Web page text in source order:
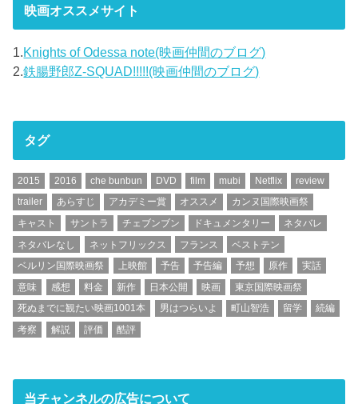
映画オススメサイト
1.Knights of Odessa note(映画仲間のブログ)
2.鉄腸野郎Z-SQUAD!!!!!(映画仲間のブログ)
タグ
2015 2016 che bunbun DVD film mubi Netflix
review
trailer
あらすじ アカデミー賞 オススメ
カンヌ国際映画祭
キャスト
サントラ チェブンブン ドキュメンタリー
ネタバレ
ネタバレなし
ネットフリックス フランス
ベストテン
ベルリン国際映画祭
上映館 予告 予告編 予想 原作
実話
意味
感想 料金 新作 日本公開 映画
東京国際映画祭
死ぬまでに観たい映画1001本
男はつらいよ 町山智浩 留学
続編
考察
解説 評価 酷評
当チャンネルの広告について